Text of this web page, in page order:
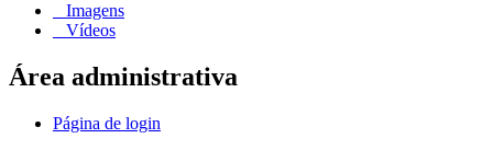
Imagens
Vídeos
Área administrativa
Página de login